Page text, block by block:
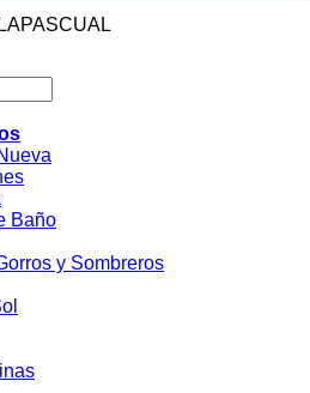
Baño
y Sombreros